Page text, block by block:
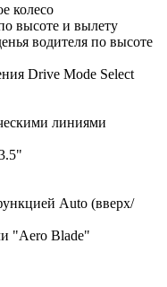
колесо
высоте и вылету
водителя по высоте
Drive Mode Select
линиями
Auto (вверх/
"Aero Blade"